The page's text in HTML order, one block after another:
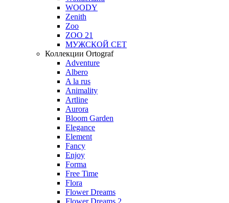
WOODY
Zenith
Zoo
ZOO 21
МУЖСКОЙ СЕТ
Коллекции Ortograf
Adventure
Albero
A la rus
Animality
Artline
Aurora
Bloom Garden
Elegance
Element
Fancy
Enjoy
Forma
Free Time
Flora
Flower Dreams
Flower Dreams 2